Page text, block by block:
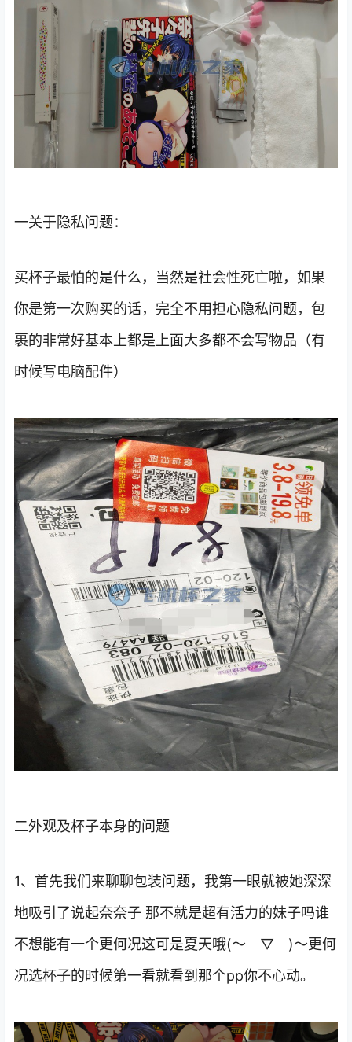
一关于隐私问题：
买杯子最怕的是什么，当然是社会性死亡啦，如果
你是第一次购买的话，完全不用担心隐私问题，包
裹的非常好基本上都是上面大多都不会写物品（有
时候写电脑配件）
二外观及杯子本身的问题
1、首先我们来聊聊包装问题，我第一眼就被她深深
地吸引了说起奈奈子 那不就是超有活力的妹子吗谁
不想能有一个更何况这可是夏天哦(～￣▽￣)～更何
况选杯子的时候第一看就看到那个pp你不心动。